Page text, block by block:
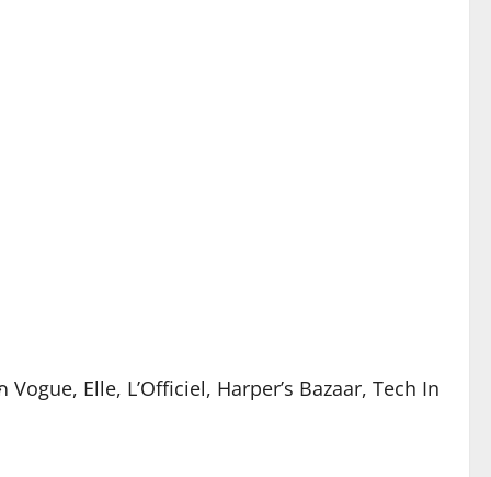
Elle, L’Officiel, Harper’s Bazaar, Tech In